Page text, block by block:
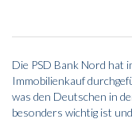
Die PSD Bank Nord hat
Immobilienkauf
was den Deutschen in
besonders wichtig ist